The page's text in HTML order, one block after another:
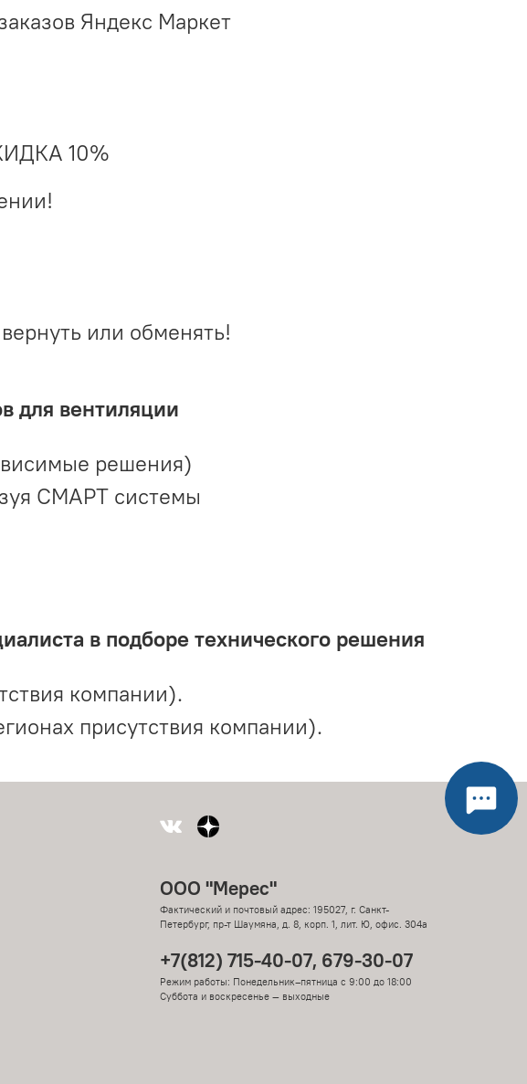
Яндекс Маркет
10%
или обменять!
для вентиляции
решения)
СМАРТ системы
в подборе технического решения
компании).
присутствия компании).
ООО "Мерес"
Фактический и почтовый адрес: 195027, г. Санкт-
Петербург, пр-т Шаумяна, д. 8, корп. 1, лит. Ю, офис. 304а
+7(812) 715-40-07, 679-30-07
Режим работы: Понедельник–пятница с 9:00 до 18:00
Суббота и воскресенье — выходные